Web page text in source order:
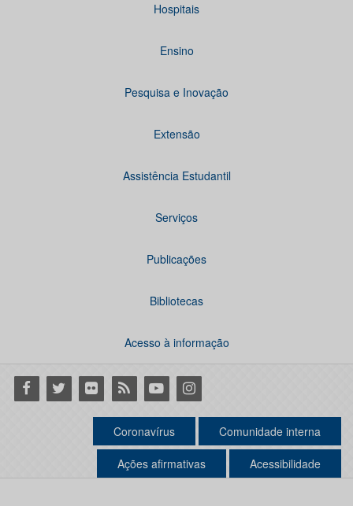
Hospitais
Ensino
Pesquisa e Inovação
Extensão
Assistência Estudantil
Serviços
Publicações
Bibliotecas
Acesso à informação
Facebook
Twitter Flickr RSS YoutubeInstagram
Coronavírus Comunidade interna
Ações afirmativas Acessibilidade